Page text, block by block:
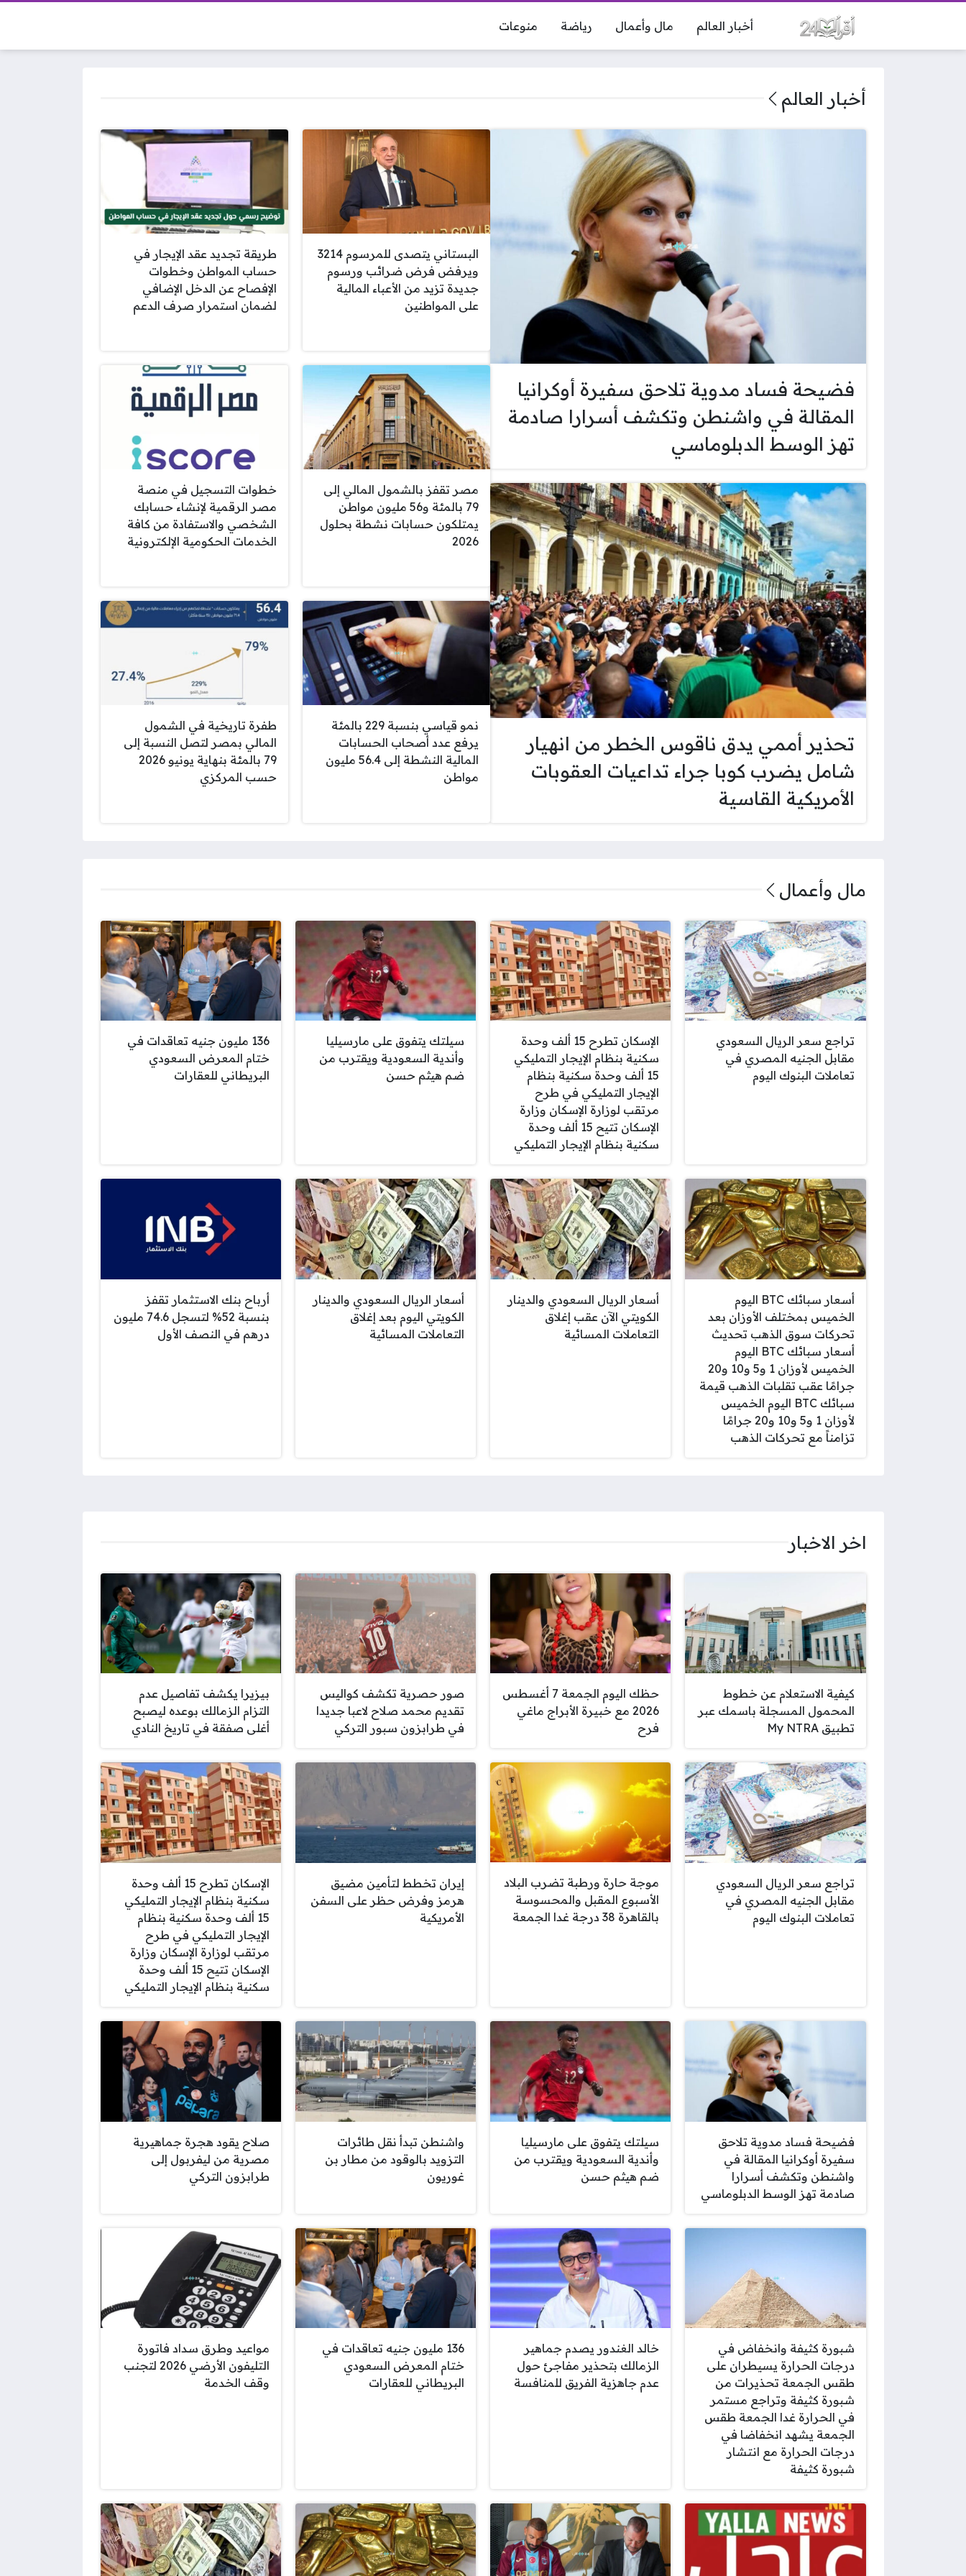
أخبار العالم مال وأعمال رياضة منوعات
أخبار العالم
فضيحة فساد مدوية تلاحق سفيرة أوكرانيا
المقالة في واشنطن وتكشف أسرارا صادمة
تهز الوسط الدبلوماسي
تحذير أممي يدق ناقوس الخطر من انهيار
شامل يضرب كوبا جراء تداعيات العقوبات
الأمريكية القاسية
البستاني يتصدى للمرسوم 3214
ويرفض فرض ضرائب ورسوم
جديدة تزيد من الأعباء المالية
على المواطنين
طريقة تجديد عقد الإيجار في
حساب المواطن وخطوات
الإفصاح عن الدخل الإضافي
لضمان استمرار صرف الدعم
مصر تقفز بالشمول المالي إلى
79 بالمئة و56 مليون مواطن
يمتلكون حسابات نشطة بحلول
2026
خطوات التسجيل في منصة
مصر الرقمية لإنشاء حسابك
الشخصي والاستفادة من كافة
الخدمات الحكومية الإلكترونية
نمو قياسي بنسبة 229 بالمئة
يرفع عدد أصحاب الحسابات
المالية النشطة إلى 56.4 مليون
مواطن
طفرة تاريخية في الشمول
المالي بمصر لتصل النسبة إلى
79 بالمئة بنهاية يونيو 2026
حسب المركزي
مال وأعمال
تراجع سعر الريال السعودي
مقابل الجنيه المصري في
تعاملات البنوك اليوم
الإسكان تطرح 15 ألف وحدة
سكنية بنظام الإيجار التمليكي
15 ألف وحدة سكنية بنظام
الإيجار التمليكي في طرح
مرتقب لوزارة الإسكان وزارة
الإسكان تتيح 15 ألف وحدة
سكنية بنظام الإيجار التمليكي
سيلتك يتفوق على مارسيليا
وأندية السعودية ويقترب من
ضم هيثم حسن
136 مليون جنيه تعاقدات في
ختام المعرض السعودي
البريطاني للعقارات
أسعار سبائك BTC اليوم
الخميس بمختلف الأوزان بعد
تحركات سوق الذهب تحديث
أسعار سبائك BTC اليوم
الخميس لأوزان 1 و5 و10 و20
جرامًا عقب تقلبات الذهب قيمة
سبائك BTC اليوم الخميس
لأوزان 1 و5 و10 و20 جرامًا
تزامناً مع تحركات الذهب
أسعار الريال السعودي والدينار
الكويتي الآن عقب إغلاق
التعاملات المسائية
أسعار الريال السعودي والدينار
الكويتي اليوم بعد إغلاق
التعاملات المسائية
أرباح بنك الاستثمار تقفز
بنسبة 52% لتسجل 74.6 مليون
درهم في النصف الأول
اخر الاخبار
كيفية الاستعلام عن خطوط
المحمول المسجلة باسمك عبر
تطبيق My NTRA
حظك اليوم الجمعة 7 أغسطس
2026 مع خبيرة الأبراج ماغي
فرح
صور حصرية تكشف كواليس
تقديم محمد صلاح لاعبا جديدا
في طرابزون سبور التركي
بيزيرا يكشف تفاصيل عدم
التزام الزمالك بوعده ليصبح
أغلى صفقة في تاريخ النادي
تراجع سعر الريال السعودي
مقابل الجنيه المصري في
تعاملات البنوك اليوم
موجة حارة ورطبة تضرب البلاد
الأسبوع المقبل والمحسوسة
بالقاهرة 38 درجة غدا الجمعة
إيران تخطط لتأمين مضيق
هرمز وفرض حظر على السفن
الأمريكية
الإسكان تطرح 15 ألف وحدة
سكنية بنظام الإيجار التمليكي
15 ألف وحدة سكنية بنظام
الإيجار التمليكي في طرح
مرتقب لوزارة الإسكان وزارة
الإسكان تتيح 15 ألف وحدة
سكنية بنظام الإيجار التمليكي
فضيحة فساد مدوية تلاحق
سفيرة أوكرانيا المقالة في
واشنطن وتكشف أسرارا
صادمة تهز الوسط الدبلوماسي
سيلتك يتفوق على مارسيليا
وأندية السعودية ويقترب من
ضم هيثم حسن
واشنطن تبدأ نقل طائرات
التزويد بالوقود من مطار بن
غوريون
صلاح يقود هجرة جماهيرية
مصرية من ليفربول إلى
طرابزون التركي
شبورة كثيفة وانخفاض في
درجات الحرارة يسيطران على
طقس الجمعة تحذيرات من
شبورة كثيفة وتراجع مستمر
في الحرارة غدا الجمعة طقس
الجمعة يشهد انخفاضا في
درجات الحرارة مع انتشار
شبورة كثيفة
خالد الغندور يصدم جماهير
الزمالك بتحذير مفاجئ حول
عدم جاهزية الفريق للمنافسة
136 مليون جنيه تعاقدات في
ختام المعرض السعودي
البريطاني للعقارات
مواعيد وطرق سداد فاتورة
التليفون الأرضي 2026 لتجنب
وقف الخدمة